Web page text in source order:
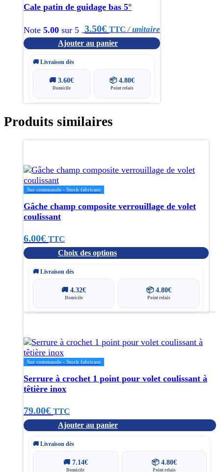
Cale patin de guidage bas 5°
Note 5.00 sur 5 3.50€ TTC / unitaire
Ajouter au panier
🚚 Livraison dès
🚚3.60€
Domicile
📦4.80€
Point relais
Produits similaires
Sur commande - Stock fabricant
Gâche champ composite verrouillage de volet
coulissant
6.00€ TTC
Choix des options
a
plusieurs
variations.
Les
options
peuvent
choisies
sur
la
page🚚 Livraison dès
🚚4.32€
Domicile
📦 4.80€
Point relais
Sur commande - Stock fabricant
Serrure à crochet 1 point pour volet coulissant à
têtière inox
79.00€ TTC
Ajouter au panier
🚚 Livraison dès
🚚 7.14€
Domicile
📦 4.80€
Point relais